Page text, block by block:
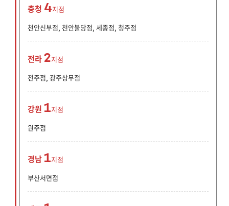
충청 4지점
천안신부점, 천안불당점, 세종점, 청주점
전라 2지점
전주점, 광주상무점
강원 1지점
원주점
경남 1지점
부산서면점